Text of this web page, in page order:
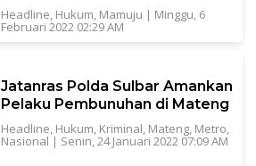
Headline, Hukum, Mamuju | Minggu, 6
Februari 2022 02:29 AM
Jatanras Polda Sulbar Amankan
Pelaku Pembunuhan di Mateng
Headline, Hukum, Kriminal, Mateng, Metro,
Nasional | Senin, 24 Januari 2022 07:09 AM